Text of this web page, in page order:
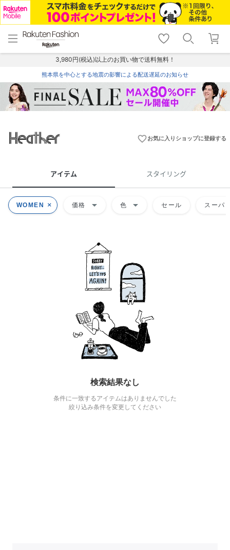
menu home
トップ
shopping_cart lock_outline
ログイン
3,980円(税込)以上のお買い物で送料無料！
熊本県を中心とする地震の影響による配送遅延のお知らせ
favorite_borderお気に入りショップに登録する
アイテム スタイリング
WOMEN 価格 arrow_drop_down 色 arrow_drop_down セール スーパ
検索結果なし
条件に一致するアイテムはありませんでした
絞り込み条件を変更してください